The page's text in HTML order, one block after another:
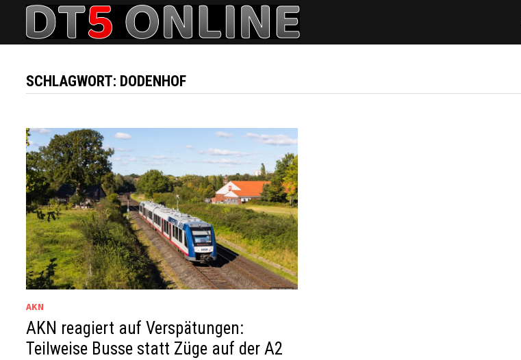
Zurück
Inhalt
SCHLAGWORT: DODENHOF
AKN
AKN reagiert auf Verspätungen:
Teilweise Busse statt Züge auf der A2